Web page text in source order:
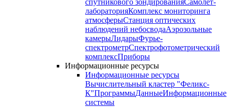
спутникового зондированияСамолет-
лабораторияКомплекс мониторинга
атмосферыСтанция оптических
наблюдений небосводаАэрозольные
камерыЛидарыФурье-
спектрометрСпектрофотометрический
комплексПриборы
Информационные ресурсы
Информационные ресурсы
Вычислительный кластер "Феликс-
К"ПрограммыДанныеИнформационные
системы